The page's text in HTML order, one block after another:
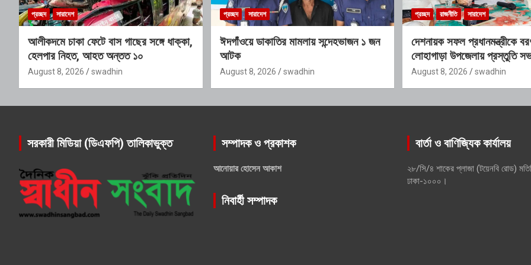
প্রচ্ছদ সারাদেশ
আলীকদমে চাকা ফেটে বাস গাছের সঙ্গে ধাক্কা,
হেলপার নিহত, আহত অন্তত ১০
August 8, 2026 swadhin
প্রচ্ছদ সারাদেশ
ঈদগাঁওয়ে ডাকাতির মামলায় সন্দেহভাজন ১ জন
আটক
August 8, 2026 swadhin
প্রচ্ছদ রাজনীতি সারাদেশ
দেশনায়ক সফল প্রধানমন্ত্রীকে
লোহাগাড়া উপজেলায় প্রস্তুতি
August 8, 2026 swadhin
সরকারী মিডিয়া (ডিএফপি) তালিকাভুক্ত সম্পাদক ও প্রকাশক
আনোয়ার হোসেন আকাশ
নিবার্হী সম্পাদক
বার্তা ও বাণিজ্যিক কার্যালয়
২৮/সি/৪ শাকের প্লাজা (টয়েনবি রোড)
ঢাকা-১০০০।